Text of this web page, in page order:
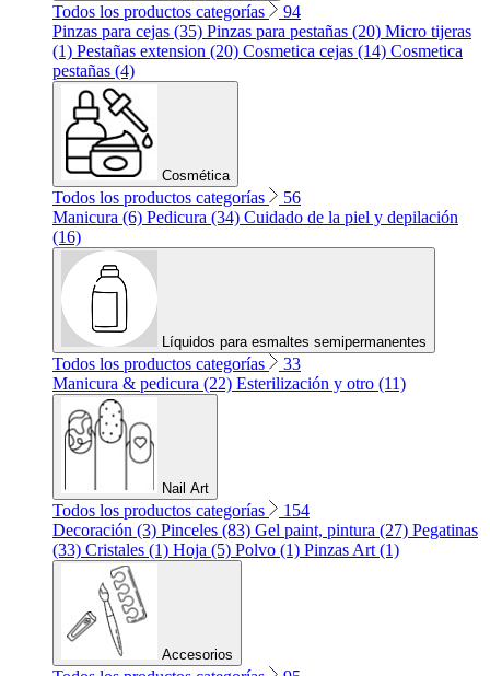
Todos los productos categorías
94
Pinzas para cejas (35) Pinzas para pestañas (20) Micro tijeras
(1) Pestañas extension (20) Cosmetica cejas (14) Cosmetica
pestañas (4)
Cosmética
Todos los productos categorías
56
Manicura (6) Pedicura (34) Cuidado de la piel y depilación
(16)
Líquidos para esmaltes semipermanentes
Todos los productos categorías
33
Manicura & pedicura (22) Esterilización y otro (11)
Nail Art
Todos los productos categorías
154
Decoración (3) Pinceles (83) Gel paint, pintura (27) Pegatinas
(33) Cristales (1) Hoja (5) Polvo (1) Pinzas Art (1)
Accesorios